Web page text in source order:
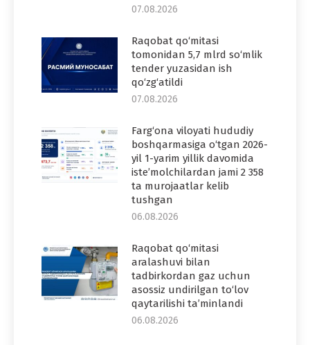
07.08.2026
Raqobat qo‘mitasi
tomonidan 5,7 mlrd so‘mlik
tender yuzasidan ish
qo‘zg‘atildi
07.08.2026
Farg‘ona viloyati hududiy
boshqarmasiga o‘tgan 2026-
yil 1-yarim yillik davomida
iste’molchilardan jami 2 358
ta murojaatlar kelib
tushgan
06.08.2026
Raqobat qo‘mitasi
aralashuvi bilan
tadbirkordan gaz uchun
asossiz undirilgan to‘lov
qaytarilishi ta’minlandi
06.08.2026